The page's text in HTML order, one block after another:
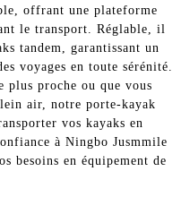
offrant une plateforme
le transport. Réglable, il
tandem, garantissant un
voyages en toute sérénité.
proche ou que vous
air, notre porte-kayak
vos kayaks en
à Ningbo Jusmmile
besoins en équipement de